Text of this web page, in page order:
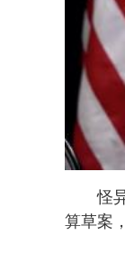
怪
算草案